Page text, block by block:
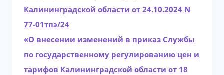
Калининградской области от 24.10.2024 N
77-01тпэ/24
«О внесении изменений в приказ Службы
по государственному регулированию цен и
тарифов Калининградской области от 18